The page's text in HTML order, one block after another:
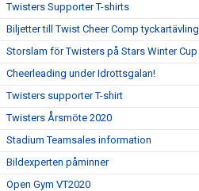
Twisters Supporter T-shirts
Biljetter till Twist Cheer Comp tyckartävling
Storslam för Twisters på Stars Winter Cup
Cheerleading under Idrottsgalan!
Twisters supporter T-shirt
Twisters Årsmöte 2020
Stadium Teamsales information
Bildexperten påminner
Open Gym VT2020